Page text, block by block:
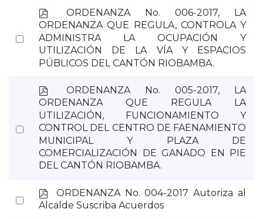
Select
p
d
f
ORDENANZA No. 006-2017, LA
ORDENANZA QUE REGULA, CONTROLA Y
ADMINISTRA LA OCUPACIÓN Y
UTILIZACIÓN DE LA VÍA Y ESPACIOS
PÚBLICOS DEL CANTÓN RIOBAMBA.
Select
p
d
f
ORDENANZA No. 005-2017, LA
ORDENANZA QUE REGULA LA
UTILIZACIÓN, FUNCIONAMIENTO Y
CONTROL DEL CENTRO DE FAENAMIENTO
MUNICIPAL Y PLAZA DE
COMERCIALIZACIÓN DE GANADO EN PIE
DEL CANTÓN RIOBAMBA.
Select
p
d
ORDENANZA No. 004-2017 Autoriza al
Alcalde Suscriba Acuerdos